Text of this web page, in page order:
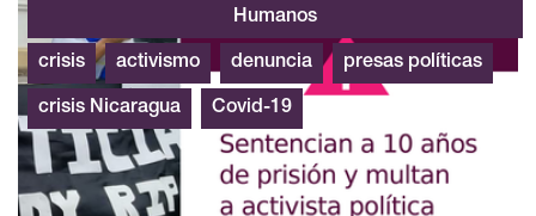
Humanos
crisis activismo denuncia presas políticas
crisis Nicaragua Covid-19